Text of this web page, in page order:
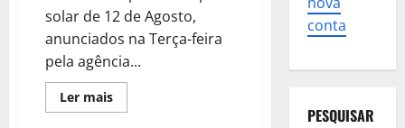
solar de 12 de Agosto,
anunciados na Terça-feira
pela agência...
Ler maisLeia
mais
conta
PESQUISAR